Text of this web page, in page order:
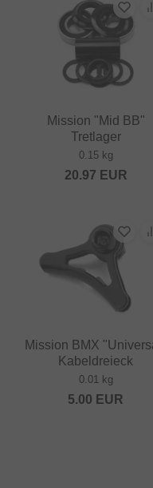
Mission "Mid BB"
Tretlager
0.15 kg
20.97 EUR
Mission BMX
Kabeldreieck
0.01 kg
5.00 EUR